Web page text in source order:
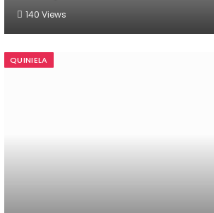
140Views
QUINIELA